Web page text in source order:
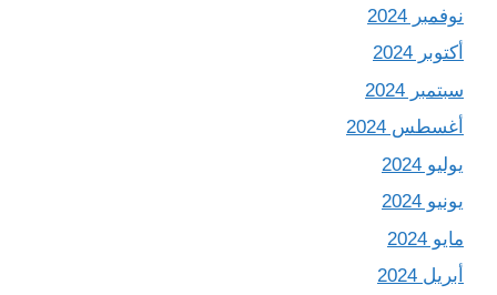
نوفمبر 2024
أكتوبر 2024
سبتمبر 2024
أغسطس 2024
يوليو 2024
يونيو 2024
مايو 2024
أبريل 2024